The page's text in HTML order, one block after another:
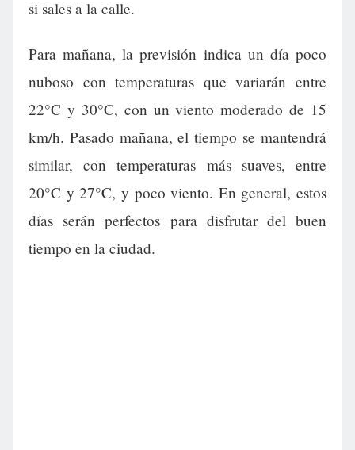
si sales a la calle.
Para mañana, la previsión indica un día poco
nuboso con temperaturas que variarán entre
22°C y 30°C, con un viento moderado de 15
km/h. Pasado mañana, el tiempo se mantendrá
similar, con temperaturas más suaves, entre
20°C y 27°C, y poco viento. En general, estos
días serán perfectos para disfrutar del buen
tiempo en la ciudad.